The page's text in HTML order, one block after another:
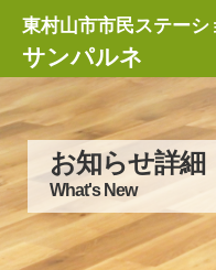
東村山市市民ステーシ
サンパルネ
お知らせ詳細
What's New